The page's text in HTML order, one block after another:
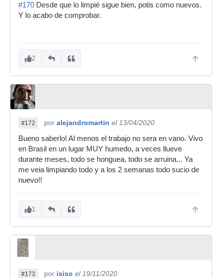
#170 Desde que lo limpié sigue bien, potis como nuevos.
Y lo acabo de comprobar.
2
#172 por alejandromartin el 13/04/2020
Bueno saberlo! Al menos el trabajo no sera en vano. Vivo
en Brasil en un lugar MUY humedo, a veces llueve
durante meses, todo se honguea, todo se arruina... Ya
me veia limpiando todo y a los 2 semanas todo sucio de
nuevo!!
1
#173 por isiso el 19/11/2020